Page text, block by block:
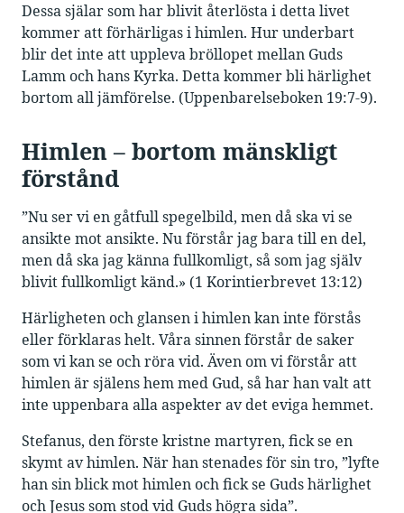
Dessa själar som har blivit återlösta i detta livet
kommer att förhärligas i himlen. Hur underbart
blir det inte att uppleva bröllopet mellan Guds
Lamm och hans Kyrka. Detta kommer bli härlighet
bortom all jämförelse. (Uppenbarelseboken 19:7-9).
Himlen – bortom mänskligt
förstånd
”Nu ser vi en gåtfull spegelbild, men då ska vi se
ansikte mot ansikte. Nu förstår jag bara till en del,
men då ska jag känna fullkomligt, så som jag själv
blivit fullkomligt känd.» (1 Korintierbrevet 13:12)
Härligheten och glansen i himlen kan inte förstås
eller förklaras helt. Våra sinnen förstår de saker
som vi kan se och röra vid. Även om vi förstår att
himlen är själens hem med Gud, så har han valt att
inte uppenbara alla aspekter av det eviga hemmet.
Stefanus, den förste kristne martyren, fick se en
skymt av himlen. När han stenades för sin tro, ”lyfte
han sin blick mot himlen och fick se Guds härlighet
och Jesus som stod vid Guds högra sida”.